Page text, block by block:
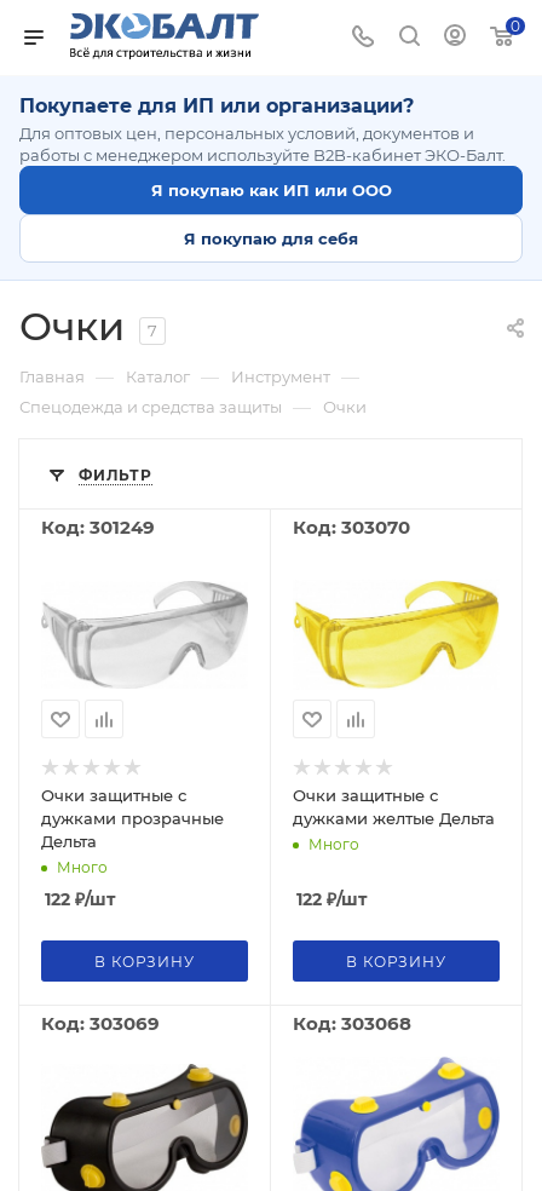
0
Покупаете для ИП или организации?
Для оптовых цен, персональных условий, документов и
работы с менеджером используйте B2B-кабинет ЭКО-Балт.
Я покупаю как ИП или ООО
Я покупаю для себя
Очки 7
Главная — Каталог — Инструмент —
Спецодежда и средства защиты — Очки
ФИЛЬТР
Код: 301249
Очки защитные с
дужками прозрачные
Дельта
Много
122 ₽/шт
В КОРЗИНУ
Код: 303070
Очки защитные с
дужками желтые Дельта
Много
122 ₽/шт
В КОРЗИНУ
Код: 303069 Код: 303068